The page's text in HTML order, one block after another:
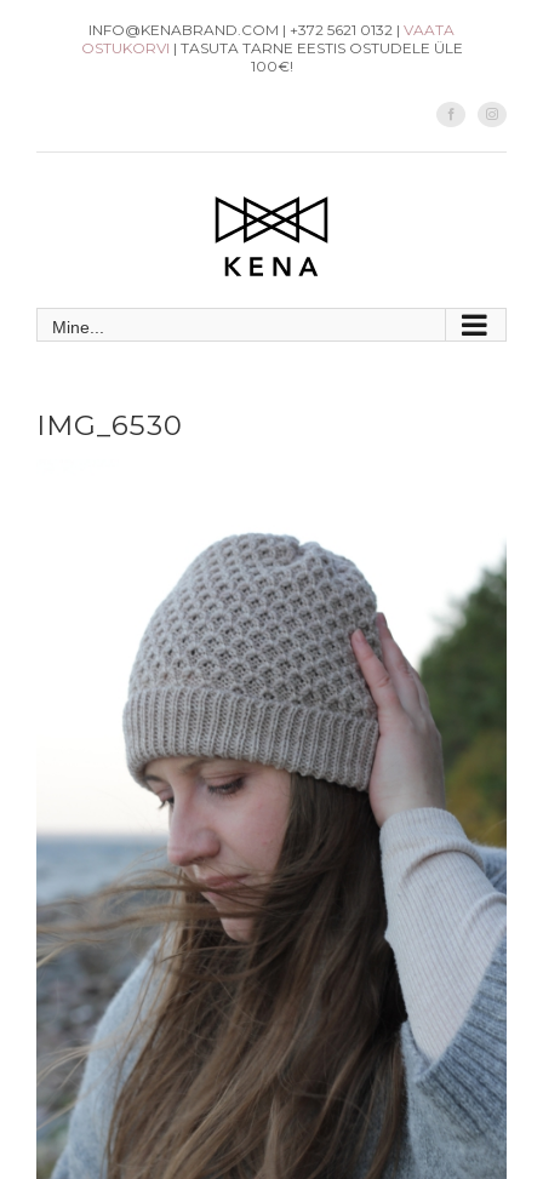
INFO@KENABRAND.COM | +372 5621 0132 | VAATA
OSTUKORVI | TASUTA TARNE EESTIS OSTUDELE ÜLE
100€!
Facebook
Mine...
IMG_6530